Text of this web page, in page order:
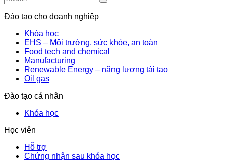
Đào tạo cho doanh nghiệp
Khóa học
EHS – Môi trường, sức khỏe, an toàn
Food tech and chemical
Manufacturing
Renewable Energy – năng lượng tái tạo
Oil gas
Đào tạo cá nhân
Khóa học
Học viên
Hỗ trợ
Chứng nhận sau khóa học